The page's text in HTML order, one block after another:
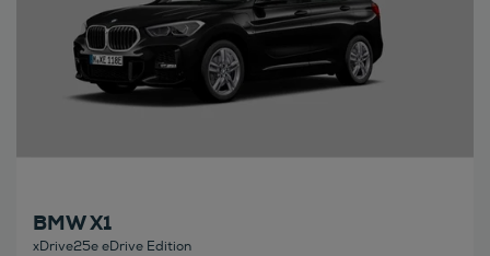
BMW X1
xDrive25e eDrive Edition